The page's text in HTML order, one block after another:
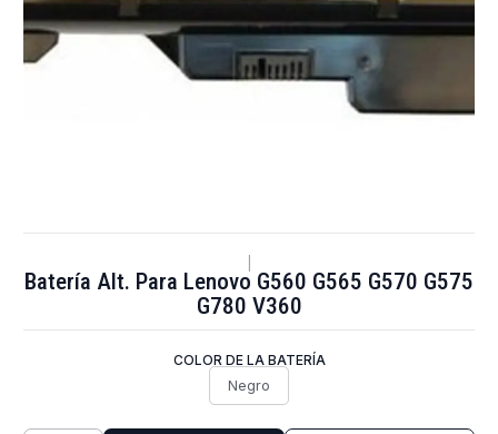
Batería Alt. Para Lenovo G560 G565 G570 G575
G780 V360
COLOR DE LA BATERÍA
Negro